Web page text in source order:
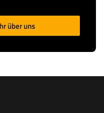
über uns